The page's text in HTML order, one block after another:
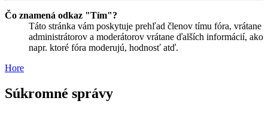
Čo znamená odkaz "Tím"?
Táto stránka vám poskytuje prehľad členov tímu fóra, vrátane
administrátorov a moderátorov vrátane ďalších informácií, ako
napr. ktoré fóra moderujú, hodnosť atď.
Hore
Súkromné správy